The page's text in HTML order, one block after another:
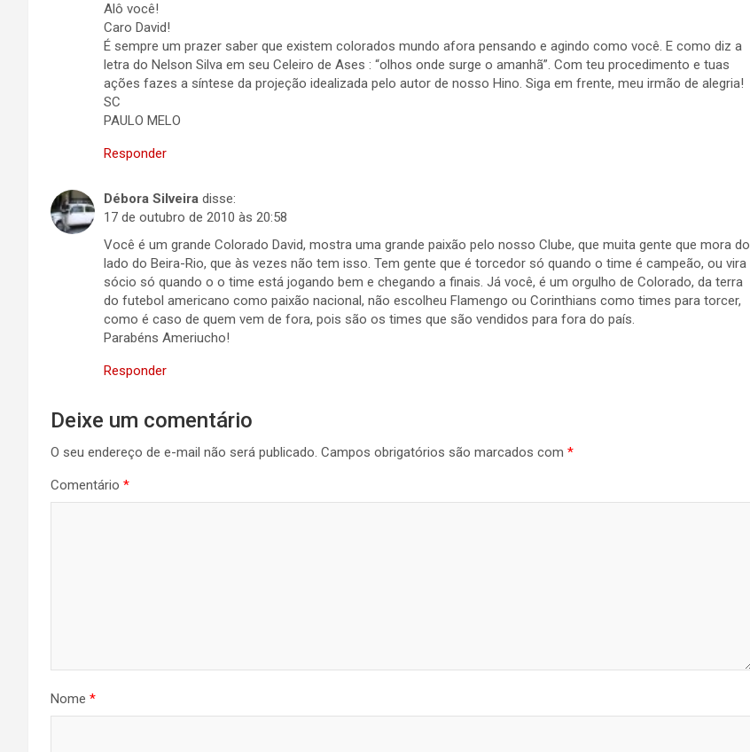
Alô você!
Caro David!
É sempre um prazer saber que existem colorados mundo afora pensando e agindo como você. E como diz a
letra do Nelson Silva em seu Celeiro de Ases : “olhos onde surge o amanhã”. Com teu procedimento e tuas
ações fazes a síntese da projeção idealizada pelo autor de nosso Hino. Siga em frente, meu irmão de alegria!
SC
PAULO MELO
Responder
Débora Silveira disse:
17 de outubro de 2010 às 20:58
Você é um grande Colorado David, mostra uma grande paixão pelo nosso Clube, que muita gente que mora do
lado do Beira-Rio, que às vezes não tem isso. Tem gente que é torcedor só quando o time é campeão, ou vira
sócio só quando o o time está jogando bem e chegando a finais. Já você, é um orgulho de Colorado, da terra
do futebol americano como paixão nacional, não escolheu Flamengo ou Corinthians como times para torcer,
como é caso de quem vem de fora, pois são os times que são vendidos para fora do país.
Parabéns Ameriucho!
Responder
Deixe um comentário
O seu endereço de e-mail não será publicado. Campos obrigatórios são marcados com *
Comentário *
Nome *